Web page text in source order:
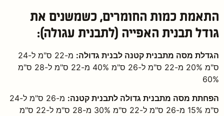
התאמת כמות החומרים, כשמשנים את
גודל תבנית האפייה (לתבנית עגולה):
הגדלת מסה מתבנית קטנה לבנית גדולה:
מ-22 ס"מ ל-24
ס"מ 20% מ-22 ס"מ ל-26 ס"מ 40% מ-22 ס"מ ל-28 ס"מ
60%
הפחתת מסה מתבנית גדולה לתבנית קטנה:
מ-26 ס"מ ל-24
ס"מ 15% מ-26 ס"מ ל-22 ס"מ 30% מ-28 ס"מ ל-22 ס"מ